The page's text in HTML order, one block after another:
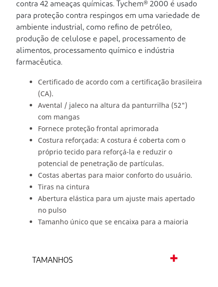
contra 42 ameaças químicas. Tychem® 2000 é usado
para proteção contra respingos em uma variedade de
ambiente industrial, como refino de petróleo,
produção de celulose e papel, processamento de
alimentos, processamento químico e indústria
farmacêutica.
Certificado de acordo com a certificação brasileira
(CA).
Avental / jaleco na altura da panturrilha (52")
com mangas
Fornece proteção frontal aprimorada
Costura reforçada: A costura é coberta com o
próprio tecido para reforçá-la e reduzir o
potencial de penetração de partículas.
Costas abertas para maior conforto do usuário.
Tiras na cintura
Abertura elástica para um ajuste mais apertado
no pulso
Tamanho único que se encaixa para a maioria
TAMANHOS